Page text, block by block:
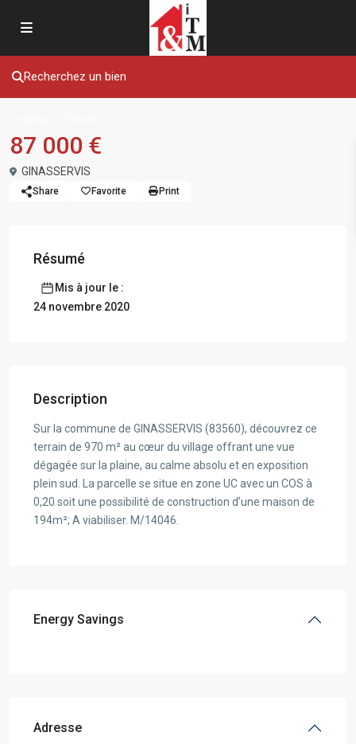
Recherchez un bien
87 000 €
GINASSERVIS
Share Favorite Print
Résumé
Mis à jour le :
24 novembre 2020
Description
Sur la commune de GINASSERVIS (83560), découvrez ce
terrain de 970 m² au cœur du village offrant une vue
dégagée sur la plaine, au calme absolu et en exposition
plein sud. La parcelle se situe en zone UC avec un COS à
0,20 soit une possibilité de construction d’une maison de
194m²; A viabiliser. M/14046.
Energy Savings
Adresse